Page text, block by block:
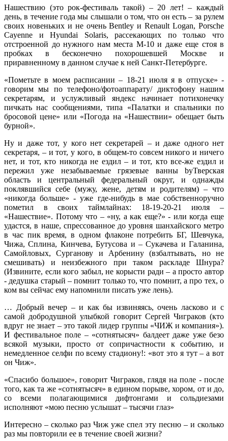
Нашествию (это рок-фестиваль такой) – 20 лет! – каждый
день, в течение года мы слышали о том, что он есть – за рулем
своих новеньких и не очень Bentley и Renault Logan, Porsche
Cayenne и Hyundai Solaris, рассекающих по только что
отстроенной до нужного нам места М-10 и даже еще стоя в
пробках в бесконечно похорошевшей Москве и
приравненному в данном случае к ней Санкт-Петербурге.
«Пометьте в моем расписании – 18-21 июля я в отпуске» -
говорим мы по телефоно/фотоаппарату/ диктофону нашим
секретарям, и услужливый яндекс начинает потихонечку
пичкать нас сообщениями, типа «Палатки и спальники по
бросовой цене» или «Погода на «Нашествии» обещает быть
бурной».
Ну и даже тот, у кого нет секретарей – и даже одного нет
секретаря, – и тот, у кого, в общем-то совсем никого и ничего
нет, и тот, кто никогда не ездил – и тот, кто все-же ездил и
пережил уже незабываемые грязевые ванны byТверская
область и центральный федеральный округ, и однажды
поклявшийся себе (мужу, жене, детям и родителям) – что
«никогда больше» - уже где-нибудь в мае собственноручно
пометил в своих таймлайнах: 18-19-20-21 июля –
«Нашествие». Потому что – «ну, а как еще?» - или когда еще
удастся, в наше, спрессованное до уровня шанхайского метро
в час пик время, в одном флаконе потребить БГ, Шевчука,
Чижа, Сплина, Кинчева, Бутусова и – Сукачева и Галанина,
Самойловых, Сурганову и Арбенину (взбалтывать, но не
смешивать) и неизбежного при таком раскладе Шнура?
(Извините, если кого забыл, не корысти ради – а просто автор
- дедушка старый – помнит только то, что помнит, а про тех, о
ком вы сейчас ему напомнили писать уже лень).
… Добрый вечер – и как бы извиняясь, очень ласково и с
самой добродушной улыбкой говорит Сергей Чиграков (кто
вдруг не знает – это такой лидер группы «ЧИЖ и компания»).
И фестивальное поле – «сотнятысяч» балдеет даже уже безо
всякой музыки, просто от сопричастности к событию, и
немедленное селфи по всему стадиону!: «вот это я тут – а вот
он Чиж».
«Спасибо большое», говорит Чиграков, глядя на поле - после
того, как та же «сотнятысяч» в едином порыве, хором, от и до,
со всеми полагающимися дифтонгами и сольдиезами
исполняют «мою песню услышат – тысячи глаз»
Интересно – сколько раз Чиж уже спел эту песню – и сколько
раз мы повторили ее в течение своей жизни?